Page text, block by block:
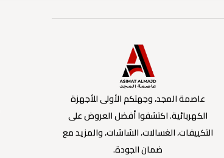
عاصمة المجد، وجهتكم الأولى للأجهزة
الكهربائية. اكتشفوا أفضل العروض على
التكييفات، الغسالات، الشاشات، والمزيد مع
ضمان الجودة.